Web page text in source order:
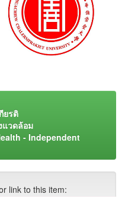
ยรติ
วดล้อม
- Independent
link to this item: